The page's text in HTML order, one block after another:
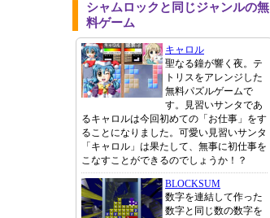
シャムロックと同じジャンルの無
料ゲーム
キャロル
聖なる鐘が響く夜。テ
トリスをアレンジした
無料パズルゲームで
す。見習いサンタであ
るキャロルは今回初めての「お仕事」をす
ることになりました。可愛い見習いサンタ
「キャロル」は果たして、無事に初仕事を
こなすことができるのでしょうか！？
BLOCKSUM
数字を連結して作った
数字と同じ数の数字を